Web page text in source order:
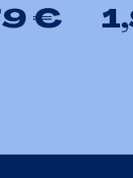
€